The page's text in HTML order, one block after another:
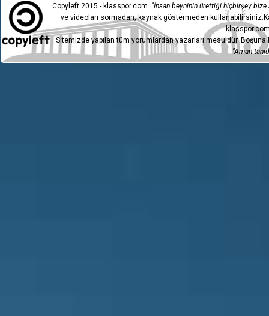
6 PAZARSPOR 0-1
ETİMESGUT BEL. 2-0
PAZARSPOR 0-2
Copyleft 2015 - klasspor.com. "İnsan beyninin ürettiği hiçbirşey bize
ve videoları sormadan, kaynak göstermeden
Sitemizde yapılan tüm yorumlardan yazarları mesuldür.
"Aman